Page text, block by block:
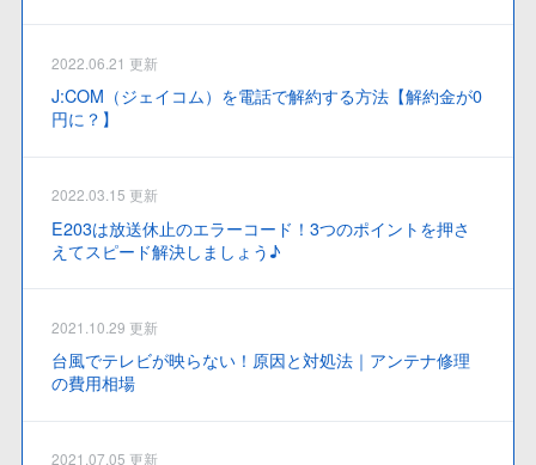
2022.06.21 更新
J:COM（ジェイコム）を電話で解約する方法【解約金が0
円に？】
2022.03.15 更新
E203は放送休止のエラーコード！3つのポイントを押さ
えてスピード解決しましょう♪
2021.10.29 更新
台風でテレビが映らない！原因と対処法｜アンテナ修理
の費用相場
2021.07.05 更新